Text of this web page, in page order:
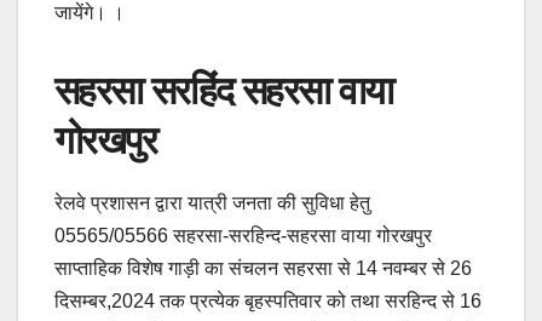
जायेंगे। ।
सहरसा सरहिंद सहरसा वाया
गोरखपुर
रेलवे प्रशासन द्वारा यात्री जनता की सुविधा हेतु
05565/05566 सहरसा-सरहिन्द-सहरसा वाया गोरखपुर
साप्ताहिक विशेष गाड़ी का संचलन सहरसा से 14 नवम्बर से 26
दिसम्बर,2024 तक प्रत्येक बृहस्पतिवार को तथा सरहिन्द से 16